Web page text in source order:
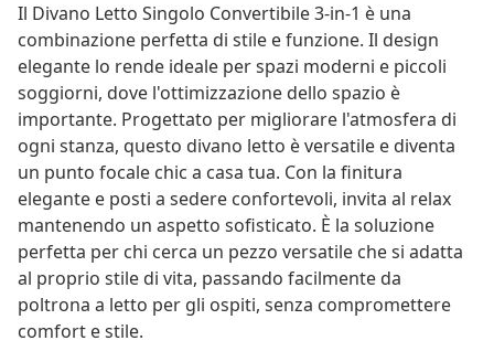
Il Divano Letto Singolo Convertibile 3-in-1 è una
combinazione perfetta di stile e funzione. Il design
elegante lo rende ideale per spazi moderni e piccoli
soggiorni, dove l'ottimizzazione dello spazio è
importante. Progettato per migliorare l'atmosfera di
ogni stanza, questo divano letto è versatile e diventa
un punto focale chic a casa tua. Con la finitura
elegante e posti a sedere confortevoli, invita al relax
mantenendo un aspetto sofisticato. È la soluzione
perfetta per chi cerca un pezzo versatile che si adatta
al proprio stile di vita, passando facilmente da
poltrona a letto per gli ospiti, senza compromettere
comfort e stile.